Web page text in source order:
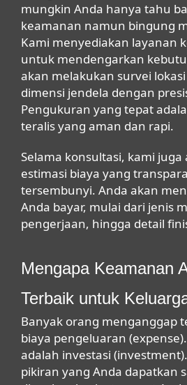
mungkin Anda hanya tahu
keamanan namun bingung
Kami menyediakan layanan
untuk mendengarkan
akan melakukan survei
dimensi jendela dengan
Pengukuran yang tepat
teralis yang aman dan rapi.
Selama konsultasi, kami
estimasi biaya yang
tersembunyi. Anda akan
Anda bayar, mulai dari jenis
pengerjaan, hingga detail
Mengapa Keamanan
Terbaik untuk
Banyak orang menganggap
biaya pengeluaran (expense
adalah investasi (investment
pikiran yang Anda dapatkan